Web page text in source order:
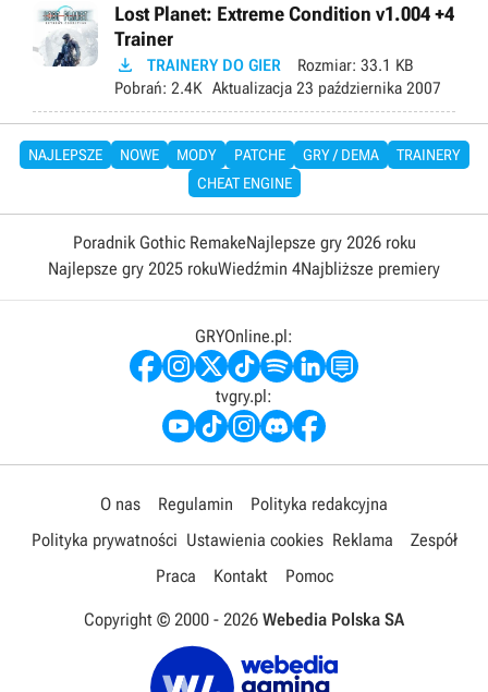
Lost Planet: Extreme Condition v1.004 +4
Trainer
 TRAINERY DO GIER Rozmiar: 33.1 KB
Pobrań: 2.4K Aktualizacja 23 października 2007
NAJLEPSZE NOWE MODY PATCHE GRY / DEMA
TRAINERY
CHEAT ENGINE
Poradnik Gothic RemakeNajlepsze gry 2026 roku
Najlepsze gry 2025 rokuWiedźmin 4Najbliższe premiery
GRYOnline.pl:
tvgry.pl:
O nas Regulamin
Polityka redakcyjna
Polityka prywatności Ustawienia cookies Reklama
Zespół
Praca
Kontakt Pomoc
Copyright © 2000 - 2026 Webedia Polska SA